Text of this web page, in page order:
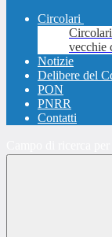
Circolari
Circolari
vecchie
Notizie
Delibere del
PON
PNRR
Contatti